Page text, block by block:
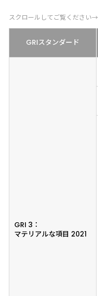
スクロールしてご覧ください→
GRIスタンダード
GRI 3：
マテリアルな項目 2021